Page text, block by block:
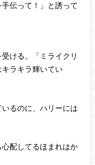
伝って！」と誘って
ける。「ミライクリ
ラキラ輝いてい
いるのに、ハリーには
心配してるほまれはか